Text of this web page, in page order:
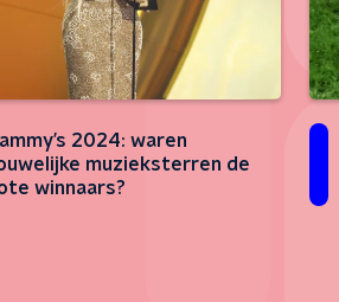
2024: waren
muzieksterren de
winnaars?